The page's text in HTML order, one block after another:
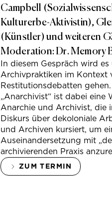
Campbell
Kulturerbe-Aktivistin),
(Künstler) und weiteren
Moderation: Dr. Memory
In diesem Gespräch wird
Archivpraktiken im Kontext
Restitutionsdebatten
„Anarchivist“ ist dabei eine
Anarchie und Archivist, die
Diskurs über dekoloniale
und Archiven kursiert, um
Auseinandersetzung mit
archivierenden Praxis
ZUM TERMIN